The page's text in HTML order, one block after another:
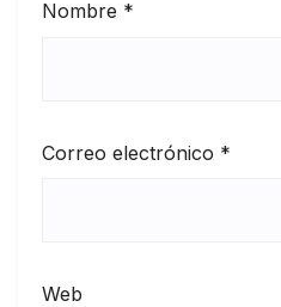
Nombre *
Correo electrónico *
Web